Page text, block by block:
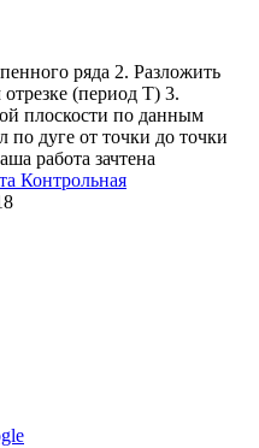
ряда 2. Разложить
(период Т) 3.
плоскости по данным
по дуге от точки до точки
работа зачтена
Контрольная